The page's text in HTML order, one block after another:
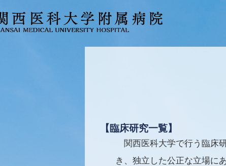
【臨床研究一覧】
関西医科大学で行う臨床
き、独立した公正な立場に